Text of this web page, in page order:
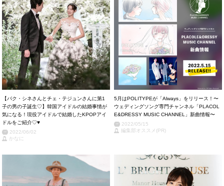
【パク・シネさんとチェ・テジュンさんに第1
子の男の子誕生♡】韓国アイドルの結婚事情が
気になる！現役アイドルで結婚したKPOPアイ
ドルをご紹介♡♥
2022/06/02
かなに
5月はPOLITYPEが「Always」をリリース！〜
ウェディングソング専門チャンネル「PLACOL
E&DRESSY MUSIC CHANNEL」新曲情報〜
2022/05/15
編集部オススメ(PR)